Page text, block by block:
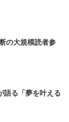
の大規模読者参
語る「夢を叶える